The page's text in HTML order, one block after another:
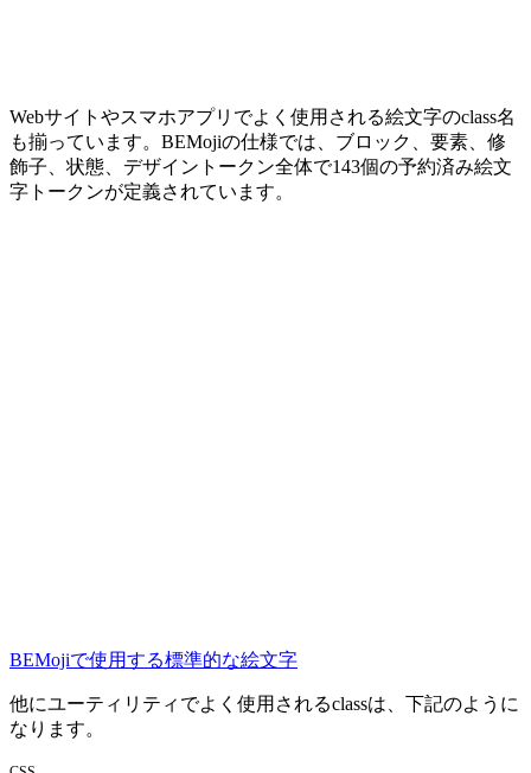
Webサイトやスマホアプリでよく使用される絵文字のclass名
も揃っています。BEMojiの仕様では、ブロック、要素、修
飾子、状態、デザイントークン全体で143個の予約済み絵文
字トークンが定義されています。
BEMojiで使用する標準的な絵文字
他にユーティリティでよく使用されるclassは、下記のように
なります。